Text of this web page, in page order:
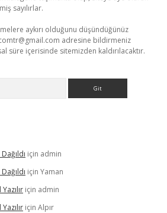
sayılırlar.
aykırı olduğunu düşündüğünüz
adresine bildirmeniz
süre içerisinde sitemizden kaldırılacaktır.
için admin
için Yaman
için admin
için Alpır